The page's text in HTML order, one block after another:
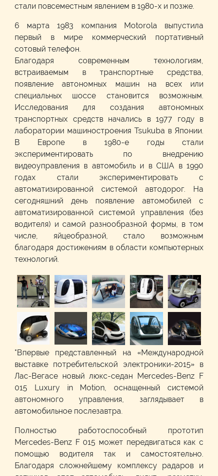
стали повсеместным явлением в 1980-х и позже.
6 марта 1983 компания Motorola выпустила
первый в мире коммерческий портативный
сотовый телефон.
Благодаря современным технологиям,
встраиваемым в транспортные средства,
появление автономных машин на всех или
специальных шоссе становится возможным.
Исследования для создания автономных
транспортных средств начались в 1977 году в
лаборатории машиностроения Tsukuba в Японии.
В Европе в 1980-е годы стали
экспериментировать по внедрению
видеоуправления в автомобиль и в США в 1990
годах стали экспериментировать с
автоматизированной системой автодорог. На
сегодняшний день появление автомобилей с
автоматизированной системой управления (без
водителя) и самой разнообразной формы, в том
числе, яйцеобразной, стало возможным
благодаря достижениям в области компьютерных
технологий.
"Впервые представленный на «Международной
выставке потребительской электроники-2015» в
Лас-Вегасе новый люкс-седан Mercedes-Benz F
015 Luxury in Motion, оснащенный системой
автономного управления, заглядывает в
автомобильное послезавтра.
Полностью работоспособный прототип
Mercedes-Benz F 015 может передвигаться как с
помощью водителя так и самостоятельно.
Благодаря сложнейшему комплексу радаров и